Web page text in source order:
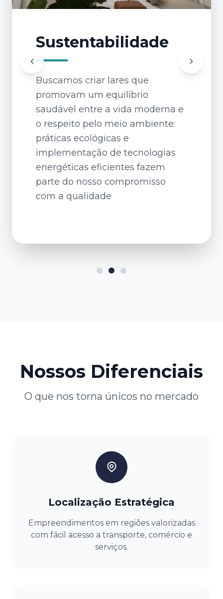
Sustentabilidade
Buscamos criar lares que
promovam um equilíbrio
saudável entre a vida moderna e
o respeito pelo meio ambiente:
práticas ecológicas e
implementação de tecnologias
energéticas eficientes fazem
parte do nosso compromisso
com a qualidade
Nossos Diferenciais
O que nos torna únicos no mercado
Localização Estratégica
Empreendimentos em regiões valorizadas
com fácil acesso a transporte, comércio e
serviços.